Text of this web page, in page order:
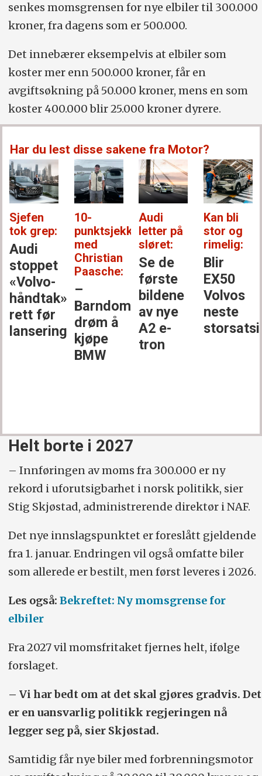
senkes momsgrensen for nye elbiler til 300.000
kroner, fra dagens som er 500.000.
Det innebærer eksempelvis at elbiler som
koster mer enn 500.000 kroner, får en
avgiftsøkning på 50.000 kroner, mens en som
koster 400.000 blir 25.000 kroner dyrere.
Har du lest disse sakene fra Motor?
Sjefen
tok grep:
Audi
stoppet
«Volvo-
håndtak»
rett før
lansering
10-
punktsjekken
med
Christian
Paasche:
–
Barndoms­
drøm å
kjøpe
BMW
Audi
letter på
sløret:
Se de
første
bildene
av nye
A2 e-
tron
Kan bli
stor og
rimelig:
Blir
EX50
Volvos
neste
Helt borte i 2027
– Innføringen av moms fra 300.000 er ny
rekord i uforutsigbarhet i norsk politikk, sier
Stig Skjøstad, administrerende direktør i NAF.
Det nye innslagspunktet er foreslått gjeldende
fra 1. januar. Endringen vil også omfatte biler
som allerede er bestilt, men først leveres i 2026.
Les også: Bekreftet: Ny moms­grense for
elbiler
Fra 2027 vil momsfritaket fjernes helt, ifølge
forslaget.
– Vi har bedt om at det skal gjøres gradvis. Det
er en uansvarlig politikk regjeringen nå
legger seg på, sier Skjøstad.
Samtidig får nye biler med forbrenningsmotor